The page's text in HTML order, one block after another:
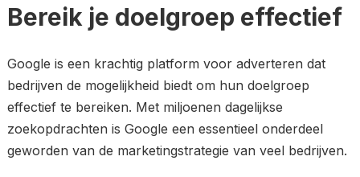
Bereik je doelgroep effectief
Google is een krachtig platform voor adverteren dat
bedrijven de mogelijkheid biedt om hun doelgroep
effectief te bereiken. Met miljoenen dagelijkse
zoekopdrachten is Google een essentieel onderdeel
geworden van de marketingstrategie van veel bedrijven.